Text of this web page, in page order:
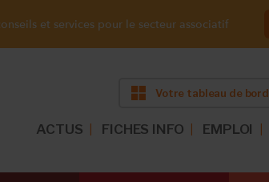
et services pour le secteur associatif
Votre tableau de bord
ACTUS FICHES INFO EMPLOI